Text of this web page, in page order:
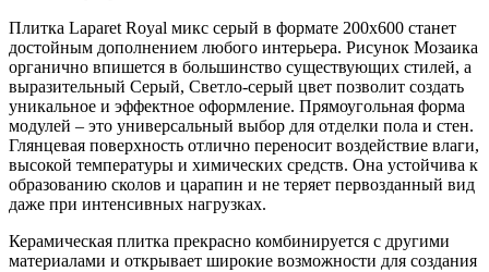
Плитка Laparet Royal микс серый в формате 200x600 станет
достойным дополнением любого интерьера. Рисунок Мозаика
органично впишется в большинство существующих стилей, а
выразительный Серый, Светло-серый цвет позволит создать
уникальное и эффектное оформление. Прямоугольная форма
модулей – это универсальный выбор для отделки пола и стен.
Глянцевая поверхность отлично переносит воздействие влаги,
высокой температуры и химических средств. Она устойчива к
образованию сколов и царапин и не теряет первозданный вид
даже при интенсивных нагрузках.
Керамическая плитка прекрасно комбинируется с другими
материалами и открывает широкие возможности для создания